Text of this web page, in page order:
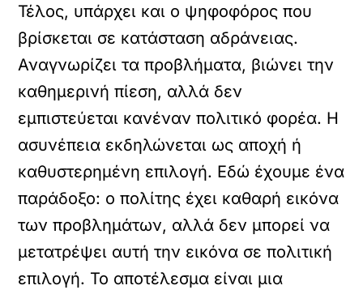
Τέλος, υπάρχει και ο ψηφοφόρος που
βρίσκεται σε κατάσταση αδράνειας.
Αναγνωρίζει τα προβλήματα, βιώνει την
καθημερινή πίεση, αλλά δεν
εμπιστεύεται κανέναν πολιτικό φορέα. Η
ασυνέπεια εκδηλώνεται ως αποχή ή
καθυστερημένη επιλογή. Εδώ έχουμε ένα
παράδοξο: ο πολίτης έχει καθαρή εικόνα
των προβλημάτων, αλλά δεν μπορεί να
μετατρέψει αυτή την εικόνα σε πολιτική
επιλογή. Το αποτέλεσμα είναι μια